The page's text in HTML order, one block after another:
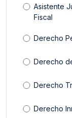
Asistente
Fiscal
Derecho
Derecho
Derecho
Derecho